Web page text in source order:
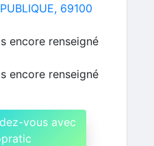
69100
encore renseigné
encore renseigné
vous avec